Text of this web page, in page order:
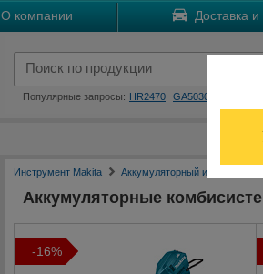
О компании Доставка
Популярные запросы: HR2470 GA5030
Инструмент Makita Аккумуляторный инструмент
Аккумуляторные
-16%